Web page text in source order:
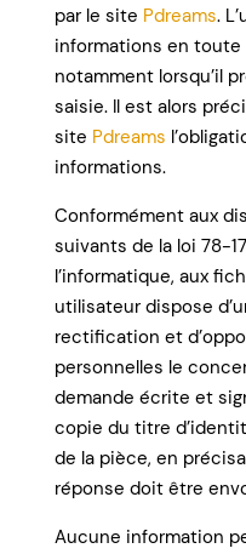
par le site Pdreams.
informations en toute
notamment lorsqu’il
saisie. Il est alors
site Pdreams
informations.
Conformément aux
suivants de la loi 78-
l’informatique, aux
utilisateur dispose
rectification et
personnelles le
demande écrite et
copie du titre
de la pièce, en
réponse doit être
Aucune information